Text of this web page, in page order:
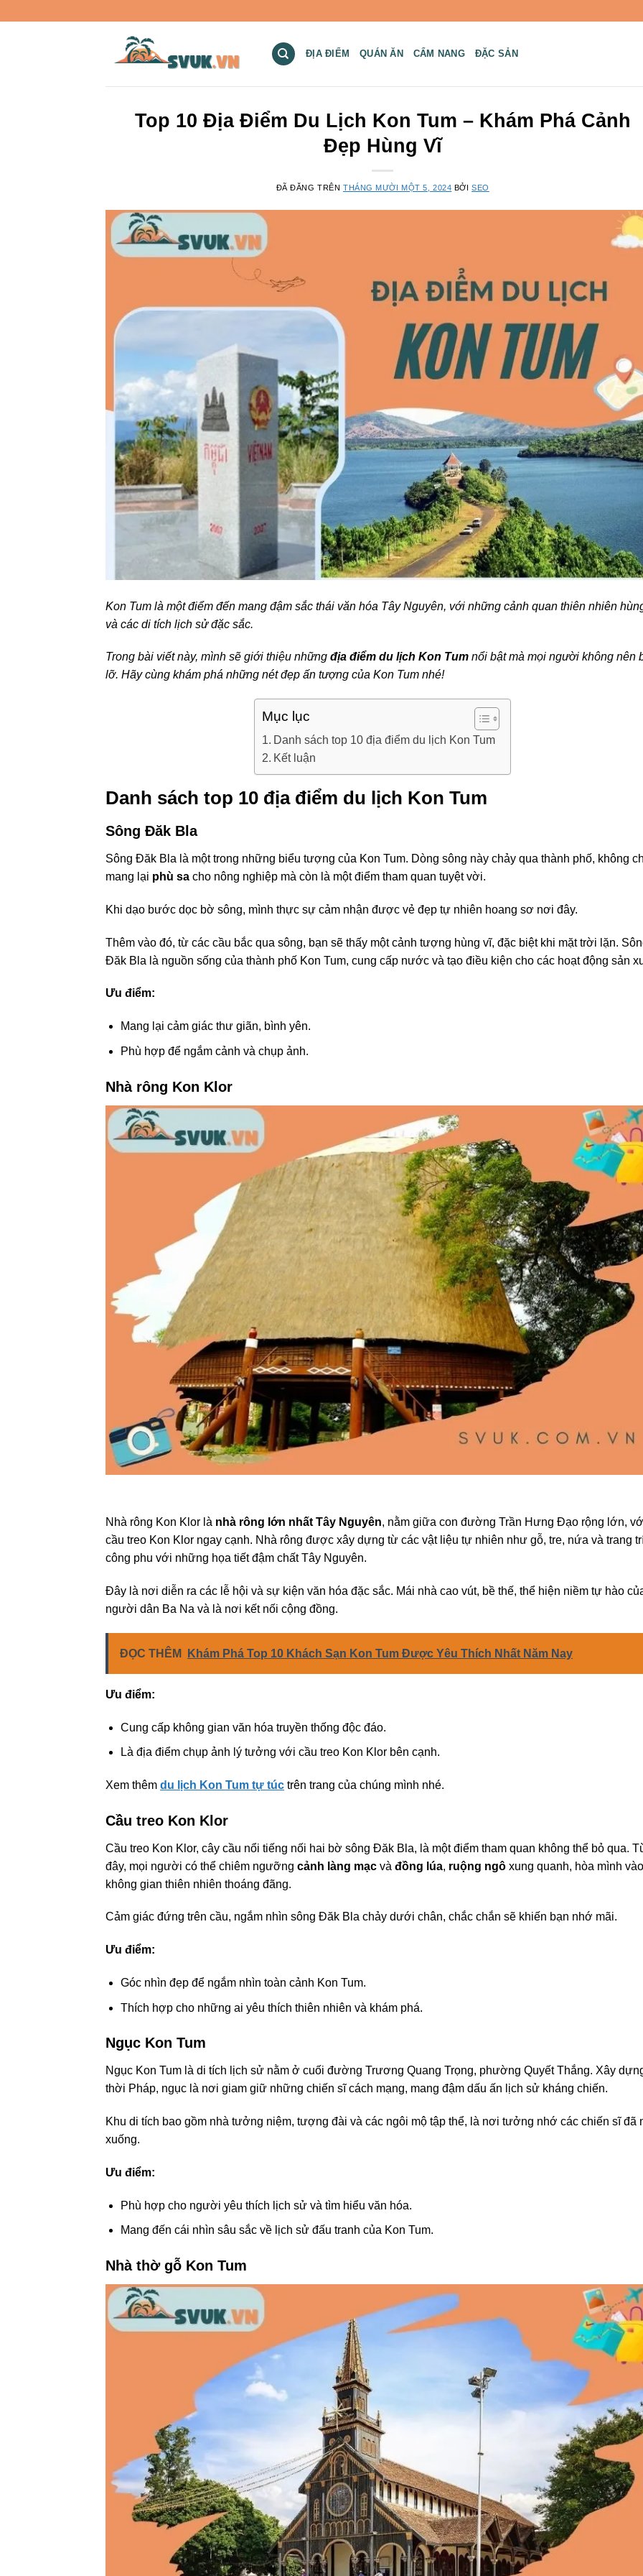
ĐỊA ĐIỂM QUÁN ĂN CẨM NANG ĐẶC SẢN
Top 10 Địa Điểm Du Lịch Kon Tum – Khám Phá Cảnh
Đẹp Hùng Vĩ
ĐÃ ĐĂNG TRÊN THÁNG MƯỜI MỘT 5, 2024 BỞISEO
Kon Tum là một điểm đến mang đậm sắc thái văn hóa Tây Nguyên, với những cảnh quan thiên nhiên
và các di tích lịch sử đặc sắc.
Trong bài viết này, mình sẽ giới thiệu những địa điểm du lịch Kon Tum nổi bật mà mọi người không nên
lỡ. Hãy cùng khám phá những nét đẹp ấn tượng của Kon Tum nhé!
Mục lục
Danh sách top 10 địa điểm du lịch Kon Tum
Kết luận
Danh sách top 10 địa điểm du lịch Kon Tum
Sông Đăk Bla
Sông Đăk Bla là một trong những biểu tượng của Kon Tum. Dòng sông này chảy qua thành phố, không
mang lại phù sa cho nông nghiệp mà còn là một điểm tham quan tuyệt vời.
Khi dạo bước dọc bờ sông, mình thực sự cảm nhận được vẻ đẹp tự nhiên hoang sơ nơi đây.
Thêm vào đó, từ các cầu bắc qua sông, bạn sẽ thấy một cảnh tượng hùng vĩ, đặc biệt khi mặt trời lặn.
Đăk Bla là nguồn sống của thành phố Kon Tum, cung cấp nước và tạo điều kiện cho các hoạt động sản
Ưu điểm:
Mang lại cảm giác thư giãn, bình yên.
Phù hợp để ngắm cảnh và chụp ảnh.
Nhà rông Kon Klor
Nhà rông Kon Klor là nhà rông lớn nhất Tây Nguyên, nằm giữa con đường Trần Hưng Đạo rộng lớn,
cầu treo Kon Klor ngay cạnh. Nhà rông được xây dựng từ các vật liệu tự nhiên như gỗ, tre, nứa và trang
công phu với những họa tiết đậm chất Tây Nguyên.
Đây là nơi diễn ra các lễ hội và sự kiện văn hóa đặc sắc. Mái nhà cao vút, bề thế, thể hiện niềm tự hào
người dân Ba Na và là nơi kết nối cộng đồng.
ĐỌC THÊM Khám Phá Top 10 Khách Sạn Kon Tum Được Yêu Thích Nhất Năm Nay
Ưu điểm:
Cung cấp không gian văn hóa truyền thống độc đáo.
Là địa điểm chụp ảnh lý tưởng với cầu treo Kon Klor bên cạnh.
Xem thêm du lịch Kon Tum tự túc trên trang của chúng mình nhé.
Cầu treo Kon Klor
Cầu treo Kon Klor, cây cầu nổi tiếng nối hai bờ sông Đăk Bla, là một điểm tham quan không thể bỏ qua.
đây, mọi người có thể chiêm ngưỡng cảnh làng mạc và đồng lúa, ruộng ngô xung quanh, hòa mình vào
không gian thiên nhiên thoáng đãng.
Cảm giác đứng trên cầu, ngắm nhìn sông Đăk Bla chảy dưới chân, chắc chắn sẽ khiến bạn nhớ mãi.
Ưu điểm:
Góc nhìn đẹp để ngắm nhìn toàn cảnh Kon Tum.
Thích hợp cho những ai yêu thích thiên nhiên và khám phá.
Ngục Kon Tum
Ngục Kon Tum là di tích lịch sử nằm ở cuối đường Trương Quang Trọng, phường Quyết Thắng. Xây
thời Pháp, ngục là nơi giam giữ những chiến sĩ cách mạng, mang đậm dấu ấn lịch sử kháng chiến.
Khu di tích bao gồm nhà tưởng niệm, tượng đài và các ngôi mộ tập thể, là nơi tưởng nhớ các chiến sĩ đã
xuống.
Ưu điểm:
Phù hợp cho người yêu thích lịch sử và tìm hiểu văn hóa.
Mang đến cái nhìn sâu sắc về lịch sử đấu tranh của Kon Tum.
Nhà thờ gỗ Kon Tum